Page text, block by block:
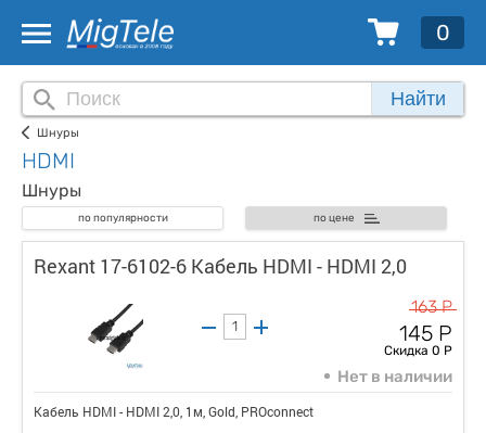
0
Найти
Шнуры
HDMI
Шнуры
по популярности по цене
Rexant 17-6102-6 Кабель HDMI - HDMI 2,0
163 Р
145 Р
Скидка 0 Р
Нет в наличии
Кабель HDMI - HDMI 2,0, 1м, Gold, PROconnect